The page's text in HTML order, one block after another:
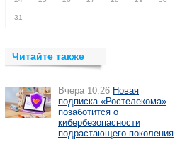
31
Читайте также
Вчера 10:26 Новая
подписка «Ростелекома»
позаботится о
кибербезопасности
подрастающего поколения